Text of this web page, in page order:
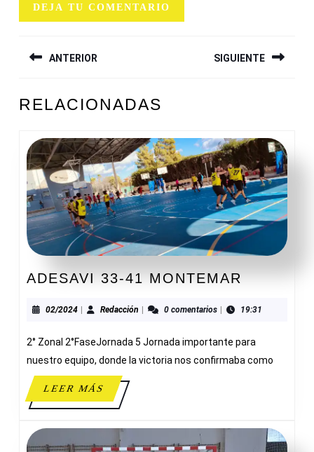
DE
ANTERIOR
anterior:
SIGUIENTE
entrada:
RELACIONADAS
ADESAVI 33-41 MONTEMAR
41
02/202402/2024
| Redacción Redacción
| 0 comentarios | 19:31
2° Zonal 2°FaseJornada 5 Jornada importante para
nuestro equipo, donde la victoria nos confirmaba como
LEER MÁSLEER
MÁS